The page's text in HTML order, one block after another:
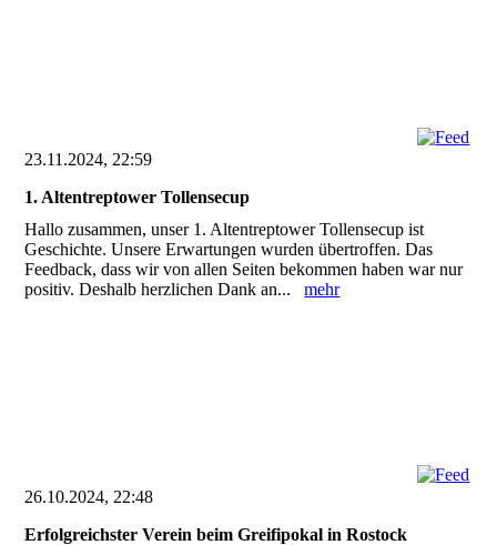
23.11.2024, 22:59
1. Altentreptower Tollensecup
Hallo zusammen, unser 1. Altentreptower Tollensecup ist
Geschichte. Unsere Erwartungen wurden übertroffen. Das
Feedback, dass wir von allen Seiten bekommen haben war nur
positiv. Deshalb herzlichen Dank an...mehr
26.10.2024, 22:48
Erfolgreichster Verein beim Greifipokal in Rostock